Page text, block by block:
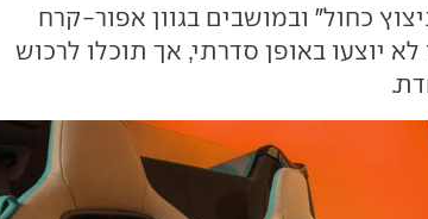
כחול" ובמושבים בגוון אפור-קרח
לא יוצעו באופן סדרתי, אך תוכלו לרכוש